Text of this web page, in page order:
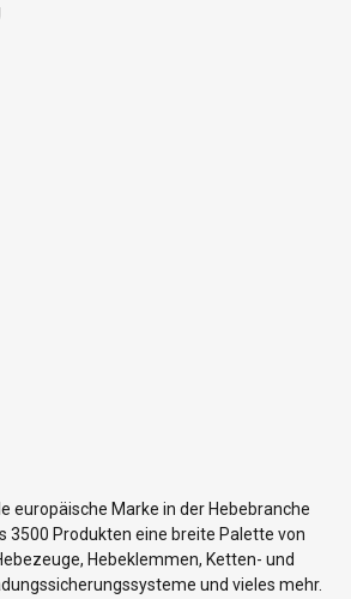
europäische Marke in der Hebebranche
3500 Produkten eine breite Palette von
Hebeklemmen, Ketten- und
und vieles mehr.